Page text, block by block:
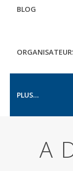
BLOG
PLUS...
A